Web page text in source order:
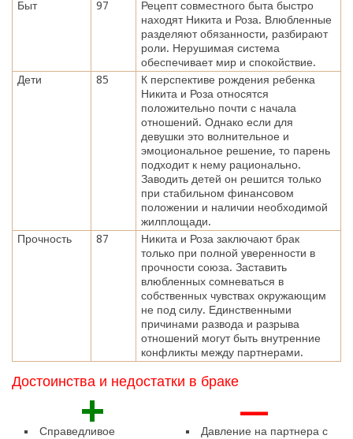
Быт 97
Рецепт совместного быта быстро
находят Никита и Роза. Влюбленные
разделяют обязанности, разбирают
роли. Нерушимая система
обеспечивает мир и спокойствие.
Дети
85
К перспективе рождения ребенка
Никита и Роза относятся
положительно почти с начала
отношений. Однако если для
девушки это волнительное и
эмоциональное решение, то парень
подходит к нему рационально.
Заводить детей он решится только
при стабильном финансовом
положении и наличии необходимой
жилплощади.
Прочность
87
Никита и Роза заключают брак
только при полной уверенности в
прочности союза. Заставить
влюбленных сомневаться в
собственных чувствах окружающим
не под силу. Единственными
причинами развода и разрыва
отношений могут быть внутренние
конфликты между партнерами.
Достоинства и недостатки в браке
+
Справедливое
—
Давление на партнера с